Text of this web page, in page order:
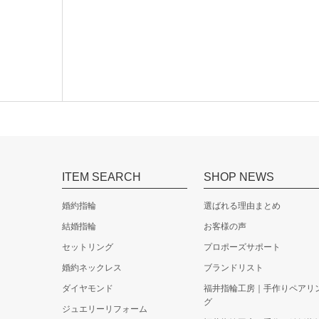
結婚指輪 men's K18WG ￥312,000
結婚指輪 lady's K18YG ￥197,000
ITEM SEARCH
婚約指輪
結婚指輪
セットリング
婚約ネックレス
ダイヤモンド
ジュエリーリフォーム
SHOP NEWS
選ばれる理由まとめ
お客様の声
プロポーズサポート
ブランドリスト
福井指輪工房｜手作りペアリ
グ